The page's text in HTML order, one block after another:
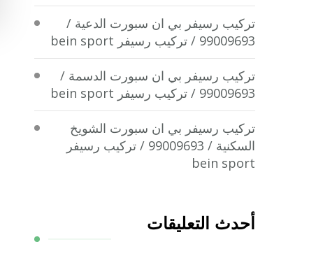
تركيب رسيفر بي ان سبورت الدعية /
99009693 / تركيب رسيفر bein sport
تركيب رسيفر بي ان سبورت الدسمة /
99009693 / تركيب رسيفر bein sport
تركيب رسيفر بي ان سبورت الشويخ
السكنية / 99009693 / تركيب رسيفر
bein sport
أحدث التعليقات